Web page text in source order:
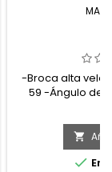
ZANCO
-Broca alta
59 -Ángulo de

 En